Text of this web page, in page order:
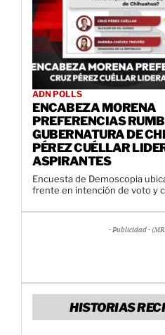
ADN POLLS
ENCABEZA MORENA
PREFERENCIAS
GUBERNATURA DE
PÉREZ CUÉLLAR
ASPIRANTES
Encuesta de Demoscopia
frente en intención de voto y
- Publicidad -
HISTORIAS